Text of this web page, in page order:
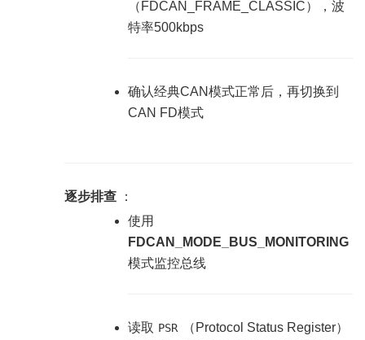
（FDCAN_FRAME_CLASSIC），波
特率500kbps
确认经典CAN模式正常后，再切换到
CAN FD模式
逐步排查 ：
使用
FDCAN_MODE_BUS_MONITORING
模式监控总线
读取 PSR
（Protocol Status Register）